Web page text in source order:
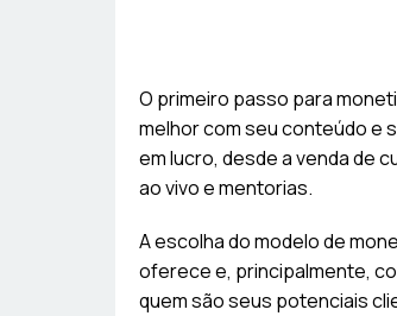
O primeiro passo para
melhor com seu conteúdo e
em lucro, desde a venda de
ao vivo e mentorias.
A escolha do modelo de
oferece e, principalmente,
quem são seus potenciais